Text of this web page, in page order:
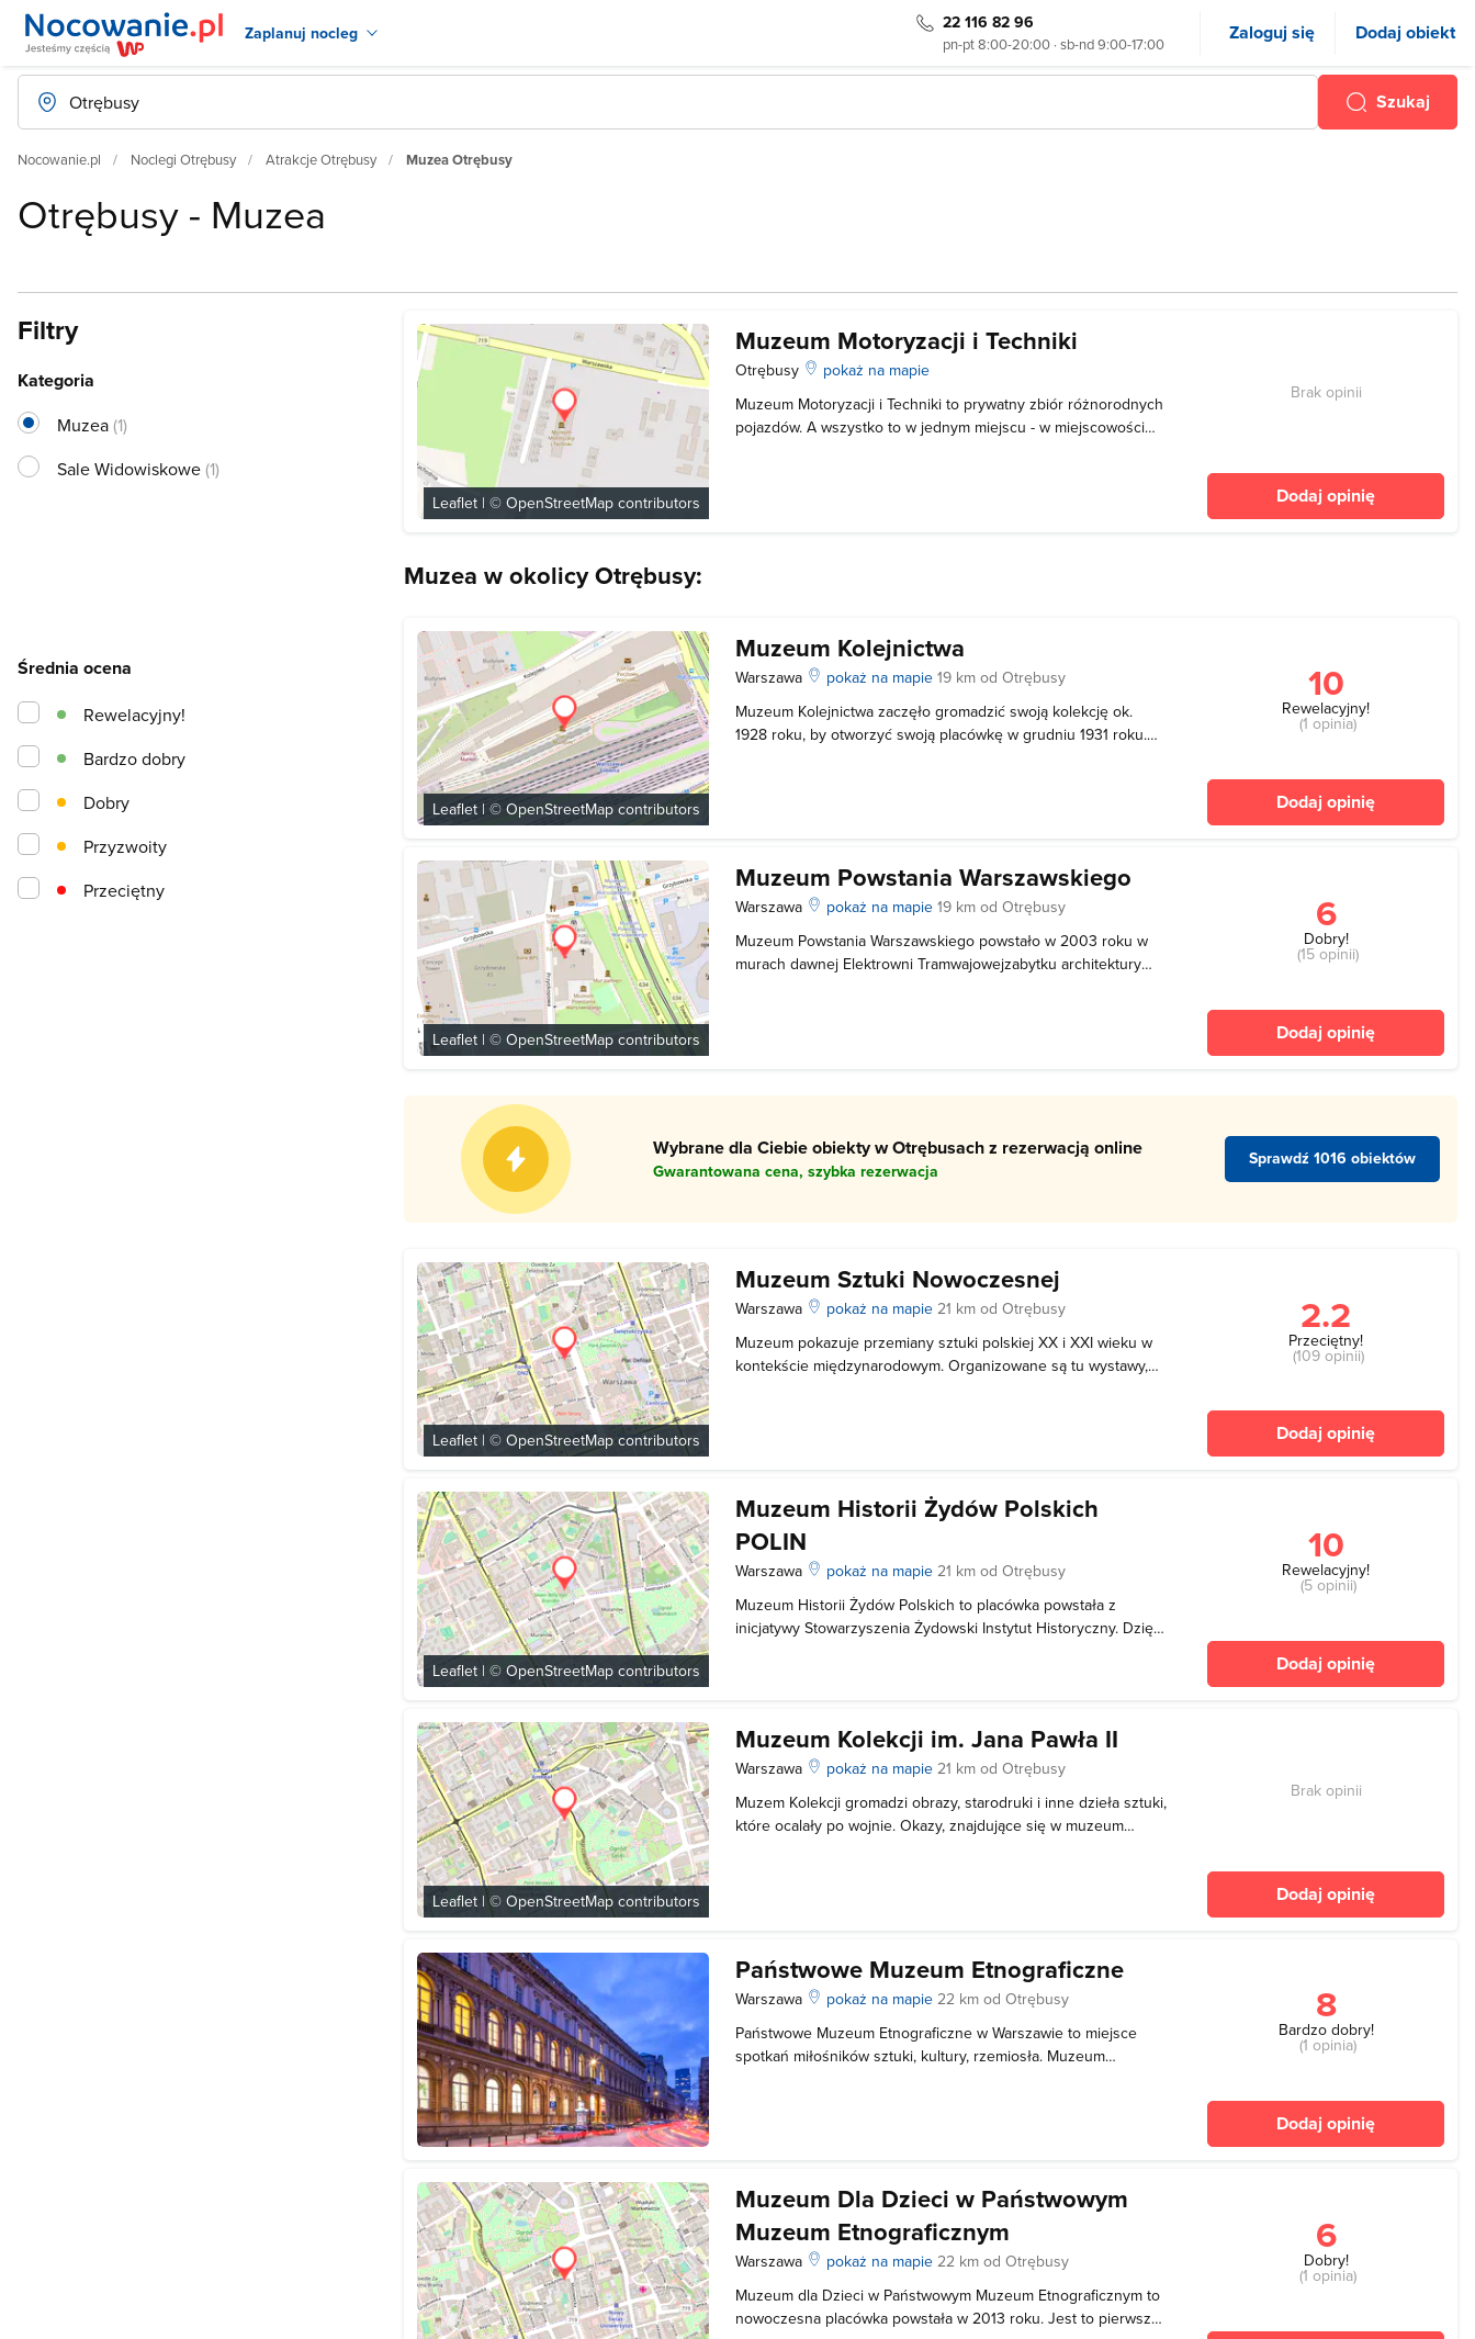
Zaplanuj nocleg 22 116 82 96
pn-pt 8:00-20:00 · sb-nd 9:00-17:00 Zaloguj się Dodaj obiekt
Szukaj
Nocowanie.pl Noclegi Otrębusy Atrakcje Otrębusy Muzea Otrębusy
Otrębusy - Muzea
Leaflet | ©OpenStreetMap contributors
Muzeum Motoryzacji i Techniki
Otrębusy
pokaż na mapie
Muzeum Motoryzacji i Techniki to prywatny zbiór różnorodnych
pojazdów. A wszystko to w jednym miejscu - w miejscowości
Brak opinii
Dodaj opinię
Muzea w okolicy Otrębusy:
Leaflet | ©OpenStreetMap contributors
Muzeum Kolejnictwa
Warszawa pokaż na mapie19 km od Otrębusy
Muzeum Kolejnictwa zaczęło gromadzić swoją kolekcję ok.
1928 roku, by otworzyć swoją placówkę w grudniu 1931 roku.
10
Rewelacyjny!
(1 opinia)
Dodaj opinię
Leaflet | ©OpenStreetMap contributors
Muzeum Powstania Warszawskiego
Warszawa pokaż na mapie19 km od Otrębusy
Muzeum Powstania Warszawskiego powstało w 2003 roku w
murach dawnej Elektrowni Tramwajowejzabytku architektury
6
Dobry!
(15 opinii)
Dodaj opinię
Wybrane dla Ciebie obiekty w Otrębusach z rezerwacją online
Gwarantowana cena, szybka rezerwacja
Sprawdź 1016 obiektów
Leaflet | ©OpenStreetMap contributors
Muzeum Sztuki Nowoczesnej
Warszawa pokaż na mapie21 km od Otrębusy
Muzeum pokazuje przemiany sztuki polskiej XX i XXI wieku w
kontekście międzynarodowym. Organizowane są tu wystawy,
2.2
Przeciętny!
(109 opinii)
Dodaj opinię
Leaflet | ©OpenStreetMap contributors
Muzeum Historii Żydów Polskich
POLIN
Warszawa pokaż na mapie21 km od Otrębusy
Muzeum Historii Żydów Polskich to placówka powstała z
inicjatywy Stowarzyszenia Żydowski Instytut Historyczny. Dzięki
10
Rewelacyjny!
(5 opinii)
Dodaj opinię
Leaflet | ©OpenStreetMap contributors
Muzeum Kolekcji im. Jana Pawła II
Warszawa pokaż na mapie21 km od Otrębusy
Muzem Kolekcji gromadzi obrazy, starodruki i inne dzieła sztuki,
które ocalały po wojnie. Okazy, znajdujące się w muzeum
Brak opinii
Dodaj opinię
Państwowe Muzeum Etnograficzne
Warszawa pokaż na mapie22 km od Otrębusy
Państwowe Muzeum Etnograficzne w Warszawie to miejsce
spotkań miłośników sztuki, kultury, rzemiosła. Muzeum
8
Bardzo dobry!
(1 opinia)
Dodaj opinię
Muzeum Dla Dzieci w Państwowym
Muzeum Etnograficznym
Warszawa pokaż na mapie22 km od Otrębusy
Muzeum dla Dzieci w Państwowym Muzeum Etnograficznym to
nowoczesna placówka powstała w 2013 roku. Jest to pierwsze
6
Dobry!
(1 opinia)
Filtry
Kategoria
Muzea(1)
Sale Widowiskowe(1)
Średnia ocena
Przeciętny
Przyzwoity
Dobry
Bardzo dobry
Rewelacyjny!